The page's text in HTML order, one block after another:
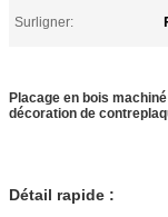
Surligner:
Placage en bois
décoration de
Détail rapide :